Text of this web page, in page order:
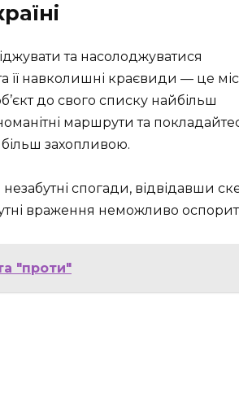
та насолоджуватися
її навколишні краєвиди — це
до свого списку найбільш
маршрути та
захопливою.
незабутні спогади, відвідавши
враження неможливо
"проти"